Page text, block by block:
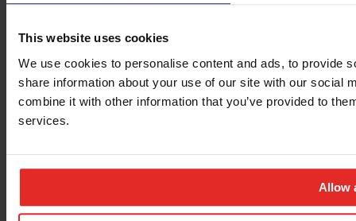
This website uses cookies
We use cookies to personalise content and ads, to provide
share information about your use of our site with our social
combine it with other information that you’ve provided to
services.
Allow
HR-økosystem
Collaborative HR
Alle funktionaliteter
Pris
Marketplace
Features